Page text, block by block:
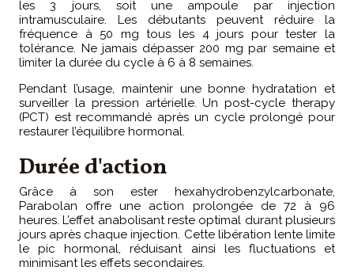
les 3 jours, soit une ampoule par injection
intramusculaire. Les débutants peuvent réduire la
fréquence à 50 mg tous les 4 jours pour tester la
tolérance. Ne jamais dépasser 200 mg par semaine et
limiter la durée du cycle à 6 à 8 semaines.
Pendant l’usage, maintenir une bonne hydratation et
surveiller la pression artérielle. Un post-cycle therapy
(PCT) est recommandé après un cycle prolongé pour
restaurer l’équilibre hormonal.
Durée d'action
Grâce à son ester hexahydrobenzylcarbonate,
Parabolan offre une action prolongée de 72 à 96
heures. L’effet anabolisant reste optimal durant plusieurs
jours après chaque injection. Cette libération lente limite
le pic hormonal, réduisant ainsi les fluctuations et
minimisant les effets secondaires.